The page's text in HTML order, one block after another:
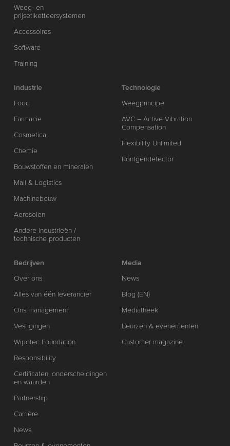
Weeg- en
prijsetiketteersystemen
Accessoires
Software
Training
Industrie
Food
Farmacie
Cosmetica
Chemie
Bouwstoffen en mineralen
Mail & Logistics
Machinebouw
Aerosolen
Andere industrieën /
technische producten
Technologie
Weegprincipe
AVC – Active Vibration
Compensation
Flexibility Unlimited
Röntgendetector
Bedrijven
Over ons
Alles van één leverancier
Ons management
Vestigingen
Wipotec Foundation
Responsibility
Certificaten, onderscheidingen
en waarden
Partnership
Carrière
News
Media
News
Blog (EN)
Mediatheek
Beurzen & evenementen
Customer magazine